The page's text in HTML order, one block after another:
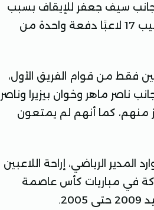
جانب سيف جعفر للإيقاف بسبب
تراكم البطاقات الصفراء، وأحمد حمدي للإيقاف الداخلي، وبالتالي يغيب 17 لاعبًا دفعة واحدة من
فقط من قوام الفريق الأول،
ناصر ماهر وخوان بيزيرا وناصر
منهم، كما أنهم لم يمتعون
الرياضي، إراحة اللاعبين
في مباريات كأس عاصمة